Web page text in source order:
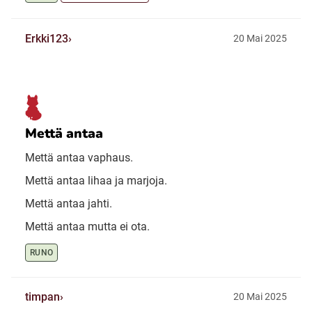
Erkki123 20 Mai 2025
Mettä antaa
Mettä antaa vaphaus.
Mettä antaa lihaa ja marjoja.
Mettä antaa jahti.
Mettä antaa mutta ei ota.
RUNO
timpan 20 Mai 2025